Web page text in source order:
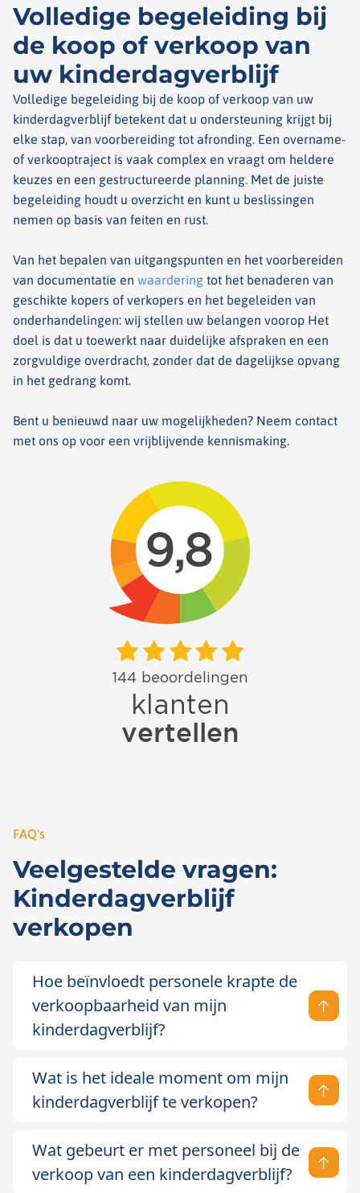
Volledige begeleiding bij
de koop of verkoop van
uw kinderdagverblijf
Volledige begeleiding bij de koop of verkoop van uw
kinderdagverblijf betekent dat u ondersteuning krijgt bij
elke stap, van voorbereiding tot afronding. Een overname-
of verkooptraject is vaak complex en vraagt om heldere
keuzes en een gestructureerde planning. Met de juiste
begeleiding houdt u overzicht en kunt u beslissingen
nemen op basis van feiten en rust.
Van het bepalen van uitgangspunten en het voorbereiden
van documentatie en waardering tot het benaderen van
geschikte kopers of verkopers en het begeleiden van
onderhandelingen: wij stellen uw belangen voorop Het
doel is dat u toewerkt naar duidelijke afspraken en een
zorgvuldige overdracht, zonder dat de dagelijkse opvang
in het gedrang komt.
Bent u benieuwd naar uw mogelijkheden? Neem contact
met ons op voor een vrijblijvende kennismaking.
FAQ's
Veelgestelde vragen:
Kinderdagverblijf
verkopen
Hoe beïnvloedt personele krapte de
verkoopbaarheid van mijn
kinderdagverblijf?
Wat is het ideale moment om mijn
kinderdagverblijf te verkopen?
Wat gebeurt er met personeel bij de
verkoop van een kinderdagverblijf?